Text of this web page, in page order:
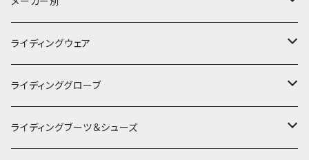
KUSHITANI
RSタイチ
アルパインスターズ
ライディングウェア
春夏ライディングジャケット
春夏ライディングパンツ
ライディンググローブ
オールシーズングローブ
ライディングブーツ＆シューズ